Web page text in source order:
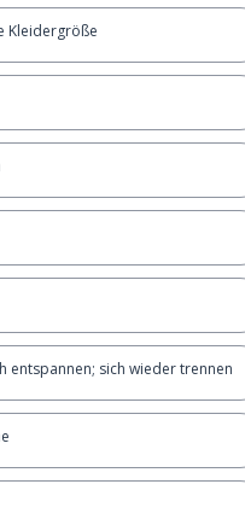
Kleidergröße
entspannen; sich wieder trennen